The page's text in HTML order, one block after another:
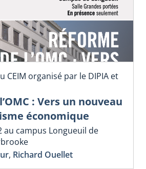
CEIM organisé par le DIPIA et
: Vers un nouveau
économique
au campus Longueuil de
, Richard Ouellet